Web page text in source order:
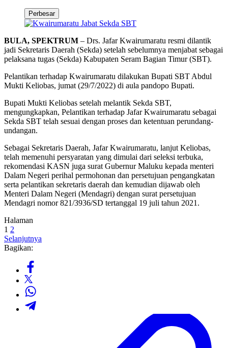
Perbesar
BULA, SPEKTRUM – Drs. Jafar Kwairumaratu resmi dilantik
jadi Sekretaris Daerah (Sekda) setelah sebelumnya menjabat sebagai
pelaksana tugas (Sekda) Kabupaten Seram Bagian Timur (SBT).
Pelantikan terhadap Kwairumaratu dilakukan Bupati SBT Abdul
Mukti Keliobas, jumat (29/7/2022) di aula pandopo Bupati.
Bupati Mukti Keliobas setelah melantik Sekda SBT,
mengungkapkan, Pelantikan terhadap Jafar Kwairumaratu sebagai
Sekda SBT telah sesuai dengan proses dan ketentuan perundang-
undangan.
Sebagai Sekretaris Daerah, Jafar Kwairumaratu, lanjut Keliobas,
telah memenuhi persyaratan yang dimulai dari seleksi terbuka,
rekomendasi KASN juga surat Gubernur Maluku kepada menteri
Dalam Negeri perihal permohonan dan persetujuan pengangkatan
serta pelantikan sekretaris daerah dan kemudian dijawab oleh
Menteri Dalam Negeri (Mendagri) dengan surat persetujuan
Mendagri nomor 821/3936/SD tertanggal 19 juli tahun 2021.
Halaman
1 2
Selanjutnya
Bagikan: